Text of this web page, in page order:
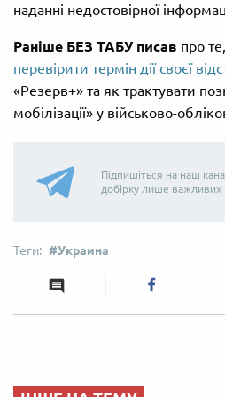
наданні недостовірної
Раніше БЕЗ ТАБУ писав про те,
перевірити термін дії своєї
«Резерв+» та як трактувати
мобілізації» у військово-
Підпишіться на наш
добірку лише важливих
Украина